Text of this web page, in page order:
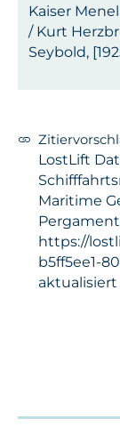
Kaiser
/ Kurt
Seybold,
LostLift
Maritime
https://
b5ff5ee1-
aktualisiert